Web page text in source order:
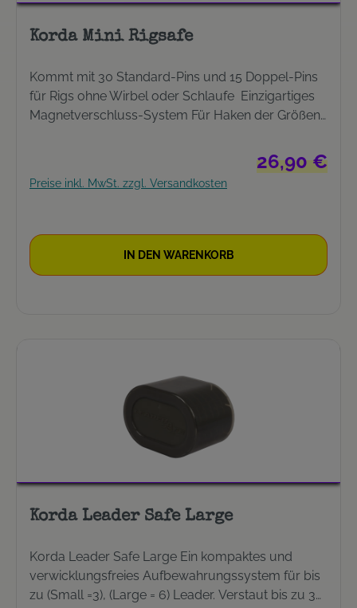
Korda Mini Rigsafe
Kommt mit 30 Standard-Pins und 15 Doppel-Pins
für Rigs ohne Wirbel oder Schlaufe Einzigartiges
Magnetverschluss-System Für Haken der Größen
schützt die Hakenspitzen und verhindert
Verwicklungen Nimmt bis zu 60 Rigs bis 20 cm
Länge (mit Doppelpins länger) auf
Regulärer
26,90 €
Preise inkl. MwSt. zzgl. Versandkosten
IN DEN WARENKORB
Korda Leader Safe Large
Korda Leader Safe Large Ein kompaktes und
verwicklungsfreies Aufbewahrungssystem für bis
zu (Small =3), (Large = 6) Leader. Verstaut bis zu 3